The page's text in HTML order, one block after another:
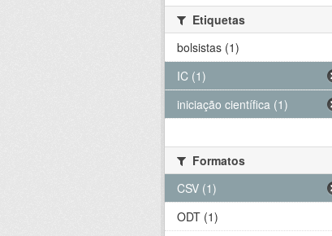
Etiquetas
bolsistas (1)
IC (1)
iniciação científica (1)
Formatos
CSV (1)
ODT (1)